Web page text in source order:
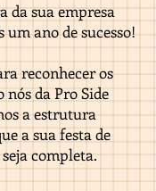
sua empresa
ano de sucesso!
reconhecer os
nós da Pro Side
a estrutura
a sua festa de
completa.